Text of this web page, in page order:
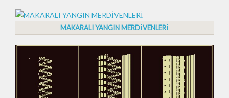
MAKARALI YANGIN MERDİVENLERİ